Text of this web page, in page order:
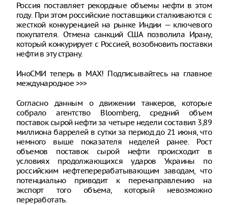
Россия поставляет рекордные объемы нефти в этом
году. При этом российские поставщики сталкиваются с
жесткой конкуренцией на рынке Индии — ключевого
покупателя. Отмена санкций США позволила Ирану,
который конкурирует с Россией, возобновить поставки
нефти в эту страну.
ИноСМИ теперь в MAX! Подписывайтесь на главное
международное >>>
Согласно данным о движении танкеров, которые
собрало агентство Bloomberg, средний объем
поставок сырой нефти за четыре недели составил 3,89
миллиона баррелей в сутки за период до 21 июня, что
немного выше показателя неделей ранее. Рост
объемов поставок сырой нефти происходит в
условиях продолжающихся ударов Украины по
российским нефтеперерабатывающим заводам, что
потенциально приводит к перенаправлению на
экспорт того объема, который невозможно
переработать.